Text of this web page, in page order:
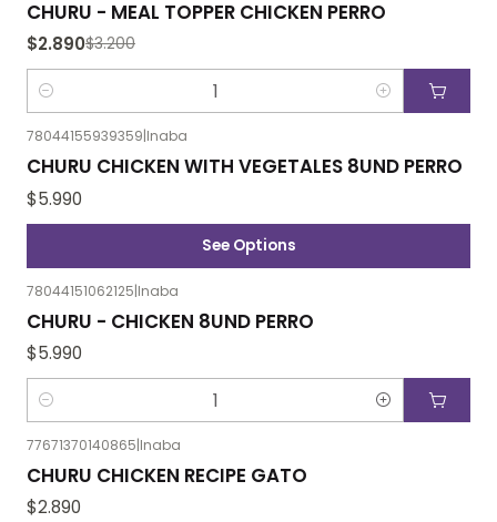
CHURU - MEAL TOPPER CHICKEN PERRO
$2.890$3.200
Cantidad
78044155939359|Inaba
CHURU CHICKEN WITH VEGETALES 8UND PERRO
$5.990
See Options
78044151062125|Inaba
CHURU - CHICKEN 8UND PERRO
$5.990
Cantidad
77671370140865|Inaba
CHURU CHICKEN RECIPE GATO
$2.890